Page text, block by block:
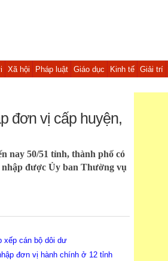
Xã hội Pháp luật Giáo dục Kinh tế Giải trí
đơn vị cấp huyện,
nay 50/51 tỉnh, thành phố có
nhập được Ủy ban Thường vụ
xếp cán bộ dôi dư
đơn vị hành chính ở 12 tỉnh